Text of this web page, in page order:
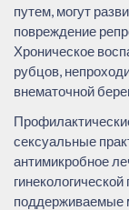
путем, могут
повреждение
Хроническое
рубцов,
внематочной
сексуальные
антимикробное
поддерживаемые